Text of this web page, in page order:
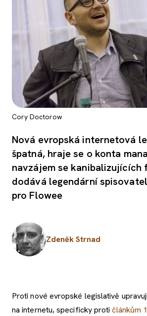
SEX A VZTAHY
PORADNA
Cory Doctorow
Nová evropská internetová
špatná, hraje se o konta
navzájem se kanibalizujících
dodává legendární
pro Flowee
Zdeněk Strnad
Proti nové evropské legislativě
na internetu, specificky protičlánkům